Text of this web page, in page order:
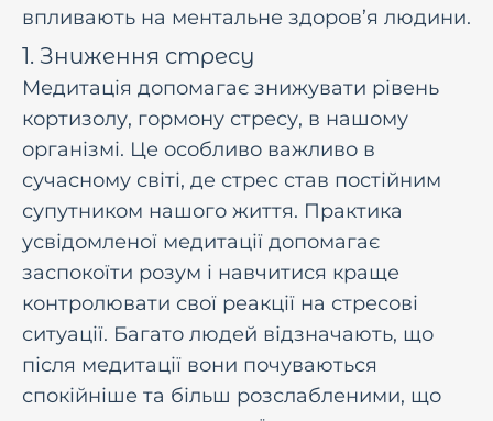
впливають на ментальне здоров’я людини.
1. Зниження стресу
Медитація допомагає знижувати рівень
кортизолу, гормону стресу, в нашому
організмі. Це особливо важливо в
сучасному світі, де стрес став постійним
супутником нашого життя. Практика
усвідомленої медитації допомагає
заспокоїти розум і навчитися краще
контролювати свої реакції на стресові
ситуації. Багато людей відзначають, що
після медитації вони почуваються
спокійніше та більш розслабленими, що